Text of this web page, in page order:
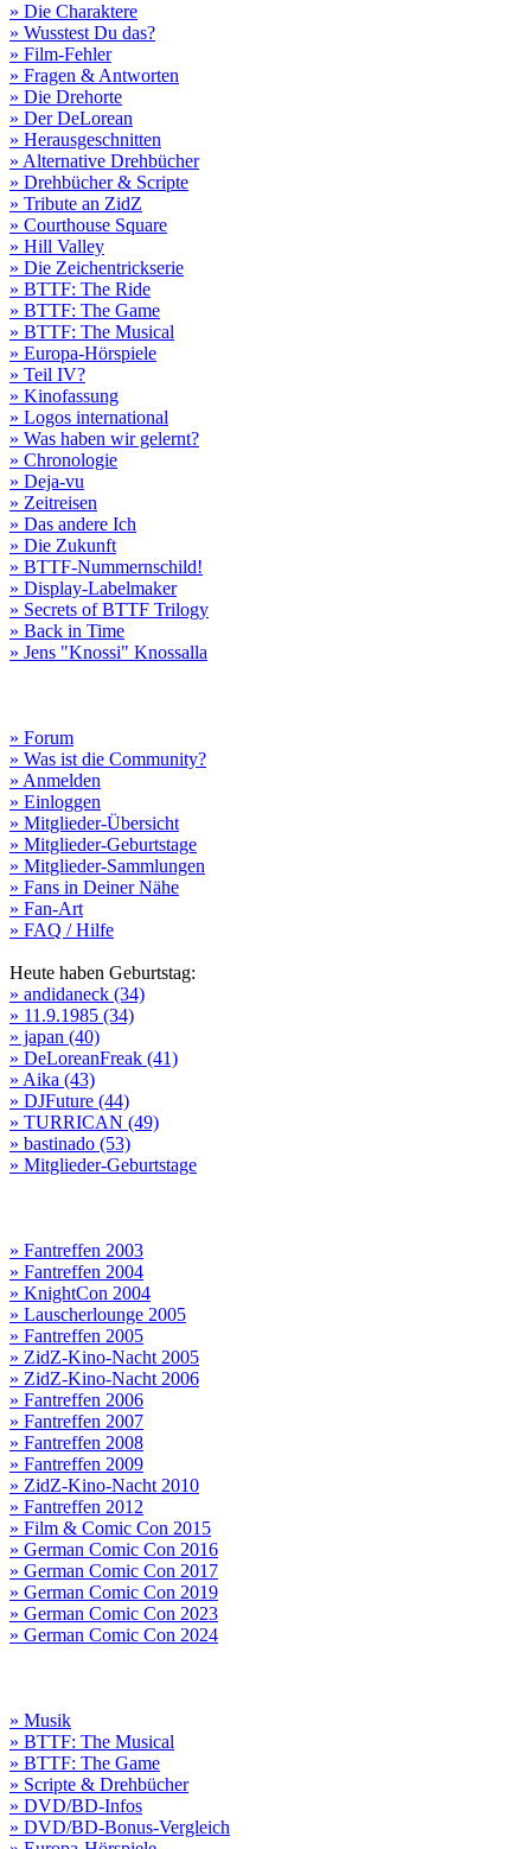
» Die Charaktere
» Wusstest Du das?
» Film-Fehler
» Fragen & Antworten
» Die Drehorte
» Der DeLorean
» Herausgeschnitten
» Alternative Drehbücher
» Drehbücher & Scripte
» Tribute an ZidZ
» Courthouse Square
» Hill Valley
» Die Zeichentrickserie
» BTTF: The Ride
» BTTF: The Game
» BTTF: The Musical
» Europa-Hörspiele
» Teil IV?
» Kinofassung
» Logos international
» Was haben wir gelernt?
» Chronologie
» Deja-vu
» Zeitreisen
» Das andere Ich
» Die Zukunft
» BTTF-Nummernschild!
» Display-Labelmaker
» Secrets of BTTF Trilogy
» Back in Time
» Jens "Knossi" Knossalla
» Forum
» Was ist die Community?
» Anmelden
» Einloggen
» Mitglieder-Übersicht
» Mitglieder-Geburtstage
» Mitglieder-Sammlungen
» Fans in Deiner Nähe
» Fan-Art
» FAQ / Hilfe
Heute haben Geburtstag:
» andidaneck (34)
» 11.9.1985 (34)
» japan (40)
» DeLoreanFreak (41)
» Aika (43)
» DJFuture (44)
» TURRICAN (49)
» bastinado (53)
» Mitglieder-Geburtstage
» Fantreffen 2003
» Fantreffen 2004
» KnightCon 2004
» Lauscherlounge 2005
» Fantreffen 2005
» ZidZ-Kino-Nacht 2005
» ZidZ-Kino-Nacht 2006
» Fantreffen 2006
» Fantreffen 2007
» Fantreffen 2008
» Fantreffen 2009
» ZidZ-Kino-Nacht 2010
» Fantreffen 2012
» Film & Comic Con 2015
» German Comic Con 2016
» German Comic Con 2017
» German Comic Con 2019
» German Comic Con 2023
» German Comic Con 2024
» Musik
» BTTF: The Musical
» BTTF: The Game
» Scripte & Drehbücher
» DVD/BD-Infos
» DVD/BD-Bonus-Vergleich